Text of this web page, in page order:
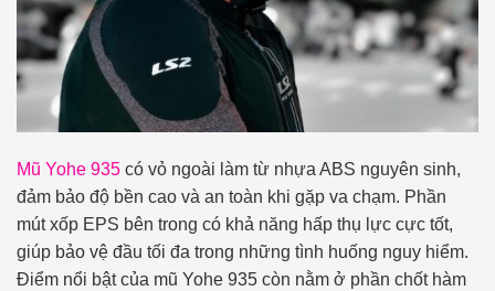
Mũ Yohe 935 có vỏ ngoài làm từ nhựa ABS nguyên sinh,
đảm bảo độ bền cao và an toàn khi gặp va chạm. Phần
mút xốp EPS bên trong có khả năng hấp thụ lực cực tốt,
giúp bảo vệ đầu tối đa trong những tình huống nguy hiểm.
Điểm nổi bật của mũ Yohe 935 còn nằm ở phần chốt hàm